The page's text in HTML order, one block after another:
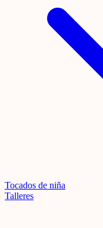
Tocados de niña
Talleres